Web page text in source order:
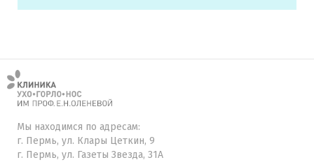
Мы находимся по адресам:
г. Пермь, ул. Клары Цеткин, 9
г. Пермь, ул. Газеты Звезда, 31А